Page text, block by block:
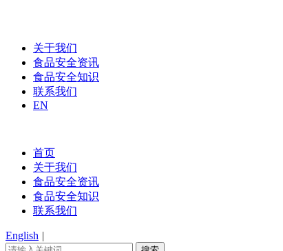
关于我们
食品安全资讯
食品安全知识
联系我们
EN
首页
关于我们
食品安全资讯
食品安全知识
联系我们
English |